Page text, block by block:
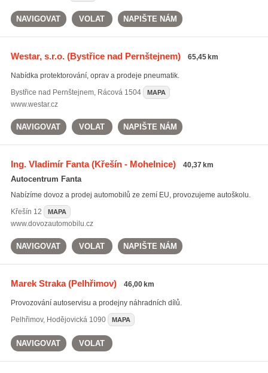
NAVIGOVAT VOLAT NAPIŠTE NÁM
Westar, s.r.o.(Bystřice nad Pernštejnem) 65,45 km
Nabídka protektorování, oprav a prodeje pneumatik.
Bystřice nad Pernštejnem, Rácová 1504 MAPA
www.westar.cz
NAVIGOVAT VOLAT NAPIŠTE NÁM
Ing. Vladimír Fanta(Křešín - Mohelnice) 40,37 km
Autocentrum Fanta
Nabízíme dovoz a prodej automobilů ze zemí EU, provozujeme autoškolu.
Křešín 12 MAPA
www.dovozautomobilu.cz
NAVIGOVAT VOLAT NAPIŠTE NÁM
Marek Straka(Pelhřimov) 46,00 km
Provozování autoservisu a prodejny náhradních dílů.
Pelhřimov, Hodějovická 1090 MAPA
NAVIGOVAT VOLAT